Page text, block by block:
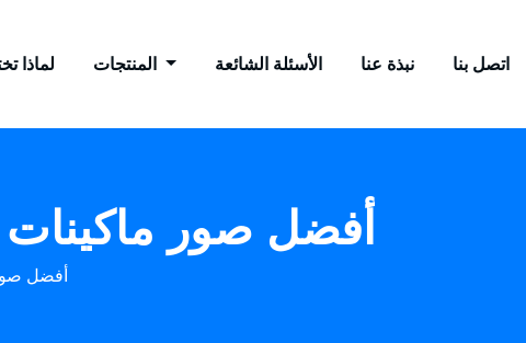
لماذا الأسئلة الشائعة نبذة عنا اتصل بنا
103 أفضل صور
103 أفضل